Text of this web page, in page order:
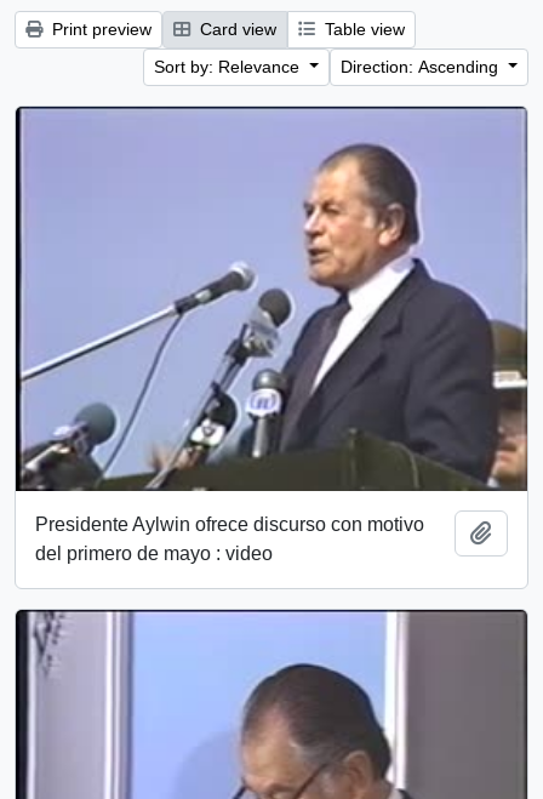
Print preview Card view
Table view
Sort by: Relevance
Direction: Ascending
Presidente Aylwin ofrece discurso con motivo
del primero de mayo : video